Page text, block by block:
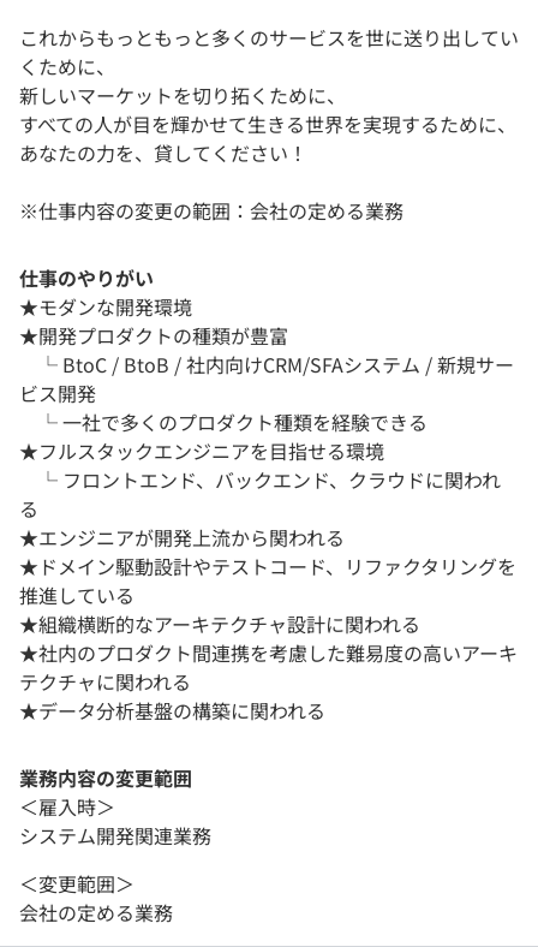
これからもっともっと多くのサービスを世に送り出してい
くために、
新しいマーケットを切り拓くために、
すべての人が目を輝かせて生きる世界を実現するために、
あなたの力を、貸してください！
※仕事内容の変更の範囲：会社の定める業務
仕事のやりがい
★モダンな開発環境
★開発プロダクトの種類が豊富
└ BtoC / BtoB / 社内向けCRM/SFAシステム / 新規サー
ビス開発
└ 一社で多くのプロダクト種類を経験できる
★フルスタックエンジニアを目指せる環境
└ フロントエンド、バックエンド、クラウドに関われ
る
★エンジニアが開発上流から関われる
★ドメイン駆動設計やテストコード、リファクタリングを
推進している
★組織横断的なアーキテクチャ設計に関われる
★社内のプロダクト間連携を考慮した難易度の高いアーキ
テクチャに関われる
★データ分析基盤の構築に関われる
業務内容の変更範囲
＜雇入時＞
システム開発関連業務
＜変更範囲＞
会社の定める業務